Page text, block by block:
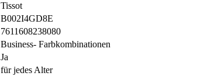
Tissot
B002I4GD8E
7611608238080
Business- Farbkombinationen
Ja
für jedes Alter